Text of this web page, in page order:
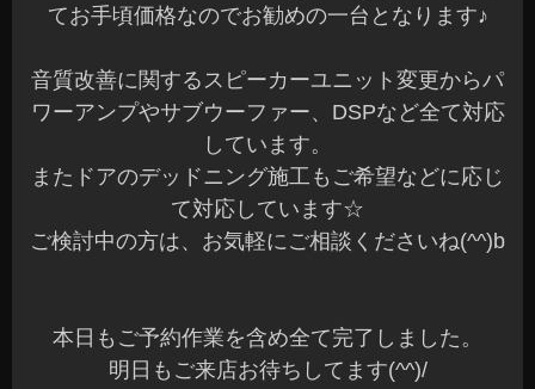
てお手頃価格なのでお勧めの一台となります♪
音質改善に関するスピーカーユニット変更からパ
ワーアンプやサブウーファー、DSPなど全て対応
しています。
またドアのデッドニング施工もご希望などに応じ
て対応しています☆
ご検討中の方は、お気軽にご相談くださいね(^^)b
本日もご予約作業を含め全て完了しました。
明日もご来店お待ちしてます(^^)/